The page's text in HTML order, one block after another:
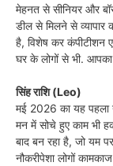
मेहनत से सीनियर और बॉस
डील से मिलने से
है, विशेष कर कंपीटीशन
घर के लोगों से भी. आपका
सिंह राशि (Leo)
मई 2026 का यह पहला
मन में सोचे हुए काम भी
बाद बन रहा है, जो यम
नौकरीपेशा लोगों